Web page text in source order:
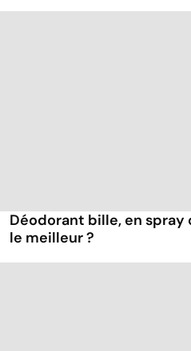
Déodorant bille, en
le meilleur ?